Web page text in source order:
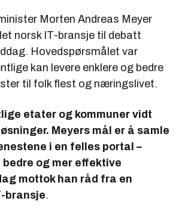
Morten Andreas Meyer
norsk IT-bransje til debatt
Hovedspørsmålet var
kan levere enklere og bedre
til folk flest og næringslivet.
etater og kommuner vidt
Meyers mål er å samle
i en felles portal –
bedre og mer effektive
mottok han råd fra en
bransje.